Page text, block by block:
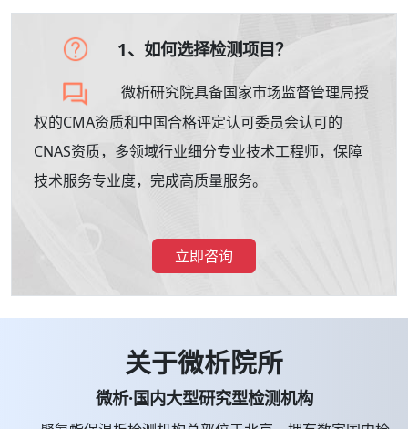
1、如何选择检测项目？
微析研究院具备国家市场监督管理局授
权的CMA资质和中国合格评定认可委员会认可的
CNAS资质，多领域行业细分专业技术工程师，保障
技术服务专业度，完成高质量服务。
立即咨询
关于微析院所
微析·国内大型研究型检测机构